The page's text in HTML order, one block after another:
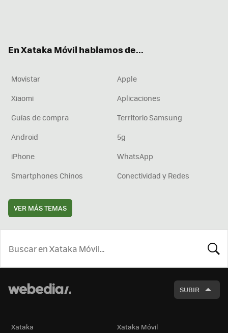
En Xataka Móvil hablamos de...
Movistar
Apple
Xiaomi
Aplicaciones
Guías de compra
Territorio Samsung
Android
5g
iPhone
WhatsApp
Smartphones Chinos
Conectividad y Redes
VER MÁS TEMAS
SUBIR
Xataka Xataka Móvil